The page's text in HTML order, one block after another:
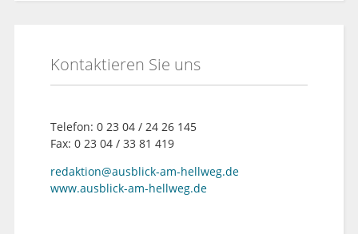
Kontaktieren Sie uns
Telefon: 0 23 04 / 24 26 145
Fax: 0 23 04 / 33 81 419
redaktion@ausblick-am-hellweg.de
www.ausblick-am-hellweg.de